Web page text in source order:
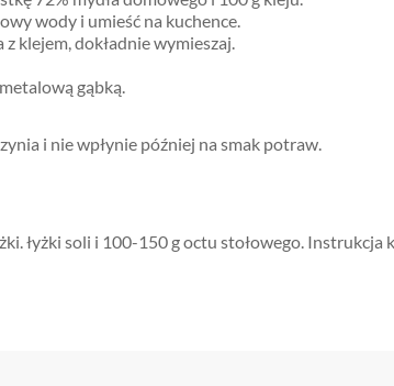
wody i umieść na kuchence.
klejem, dokładnie wymieszaj.
gąbką.
i nie wpłynie później na smak potraw.
łyżki soli i 100-150 g octu stołowego. Instrukcja